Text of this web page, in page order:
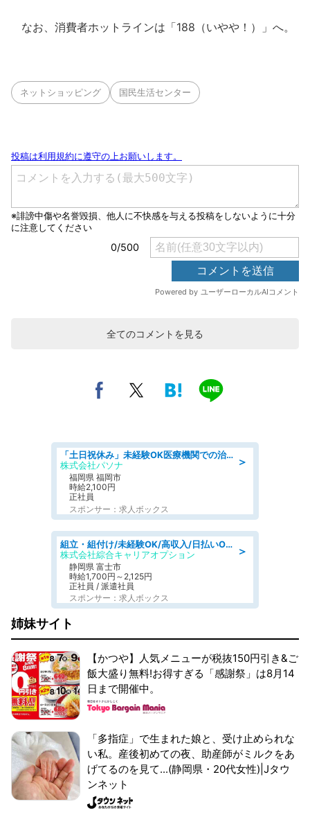
なお、消費者ホットラインは「188（いやや！）」へ。
ネットショッピング 国民生活センター
全てのコメントを見る
＞
「土日祝休み」未経験OK医療機関での治験コーディネーターのお仕事
株式会社パソナ
福岡県 福岡市
時給2,100円
正社員
スポンサー：求人ボックス
＞
組立・組付け/未経験OK/高収入/日払いOK/交替制/20・30・40代活躍中
株式会社綜合キャリアオプション
静岡県 富士市
時給1,700円～2,125円
正社員 / 派遣社員
スポンサー：求人ボックス
姉妹サイト
【かつや】人気メニューが税抜150円引き&ご
飯大盛り無料!お得すぎる「感謝祭」は8月14
日まで開催中。
「多指症」で生まれた娘と、受け止められな
い私。産後初めての夜、助産師がミルクをあ
げてるのを見て...(静岡県・20代女性)|Jタウ
ンネット